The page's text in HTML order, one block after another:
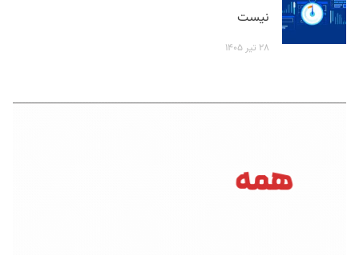
نیست
۲۸ تیر ۱۴۰۵